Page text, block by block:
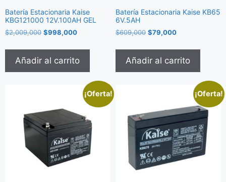
Batería Estacionaria Kaise
KBG121000 12V.100AH GEL
$2,009,000 $998,000
Añadir al carrito
Batería Estacionaria Kaise KB65
6V.5AH
$609,000 $79,000
Añadir al carrito
¡Oferta! ¡Oferta!